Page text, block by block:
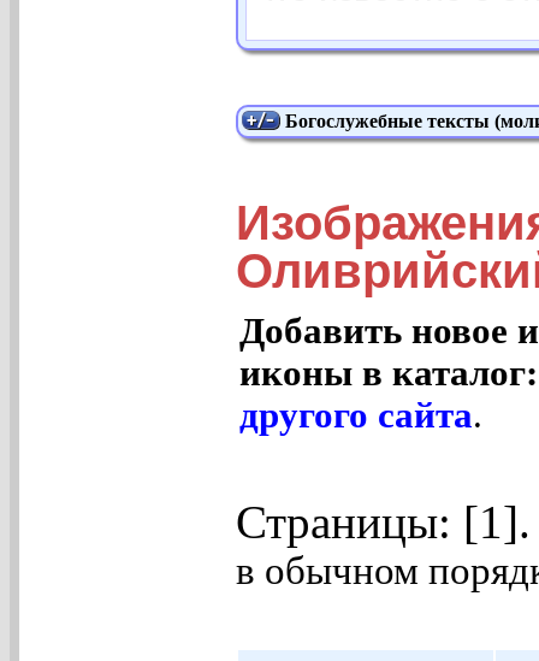
Богослужебные тексты
Добавить новое
иконы в
другого сайта.
Страницы:
в обычном